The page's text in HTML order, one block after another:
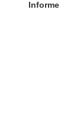
Informe